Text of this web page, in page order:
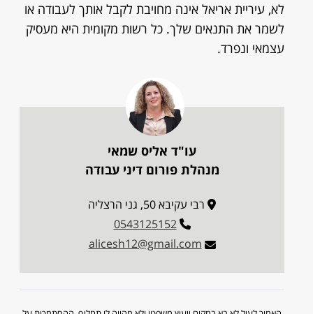
לא, עיריית אריאל אינה מחויבת לקבל אותך לעבודה או
לשמר את התנאים שלך. כל רשות מקומית היא מעסיק
עצמאי ונפרד.
עו"ד אליס שמאי
מנהלת פורום דיני עבודה
רבי עקיבא 50, גני הרצליה
0543125152
alicesh12@gmail.com